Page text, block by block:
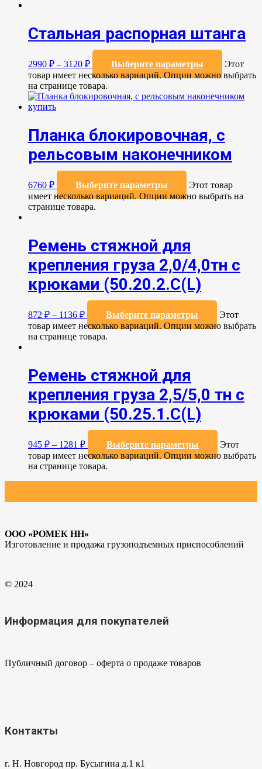
Стальная распорная штанга
2990 ₽ – 3120 ₽ Выберите параметры
Этот
товар имеет несколько вариаций. Опции можно выбрать
на странице товара.
Планка блокировочная, с
рельсовым наконечником
6760 ₽ Выберите параметры
Этот товар
имеет несколько вариаций. Опции можно выбрать на
странице товара.
Ремень стяжной для
крепления груза 2,0/4,0тн с
крюками (50.20.2.C(L)
872 ₽ – 1136 ₽ Выберите параметры
Этот
товар имеет несколько вариаций. Опции можно выбрать
на странице товара.
Ремень стяжной для
крепления груза 2,5/5,0 тн с
крюками (50.25.1.С(L)
945 ₽ – 1281 ₽ Выберите параметры
Этот
товар имеет несколько вариаций. Опции можно выбрать
на странице товара.
ООО «РОМЕК НН»
Изготовление и продажа грузоподъемных приспособлений
© 2024
Информация для покупателей
Публичный договор – оферта о продаже товаров
Контакты
г. Н. Новгород пр. Бусыгина д.1 к1